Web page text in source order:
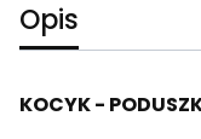
Opis
KOCYK -